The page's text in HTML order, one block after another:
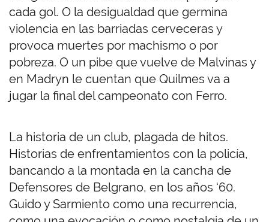
cada gol. O la desigualdad que germina
violencia en las barriadas cerveceras y
provoca muertes por machismo o por
pobreza. O un pibe que vuelve de Malvinas y
en Madryn le cuentan que Quilmes va a
jugar la final del campeonato con Ferro.
La historia de un club, plagada de hitos.
Historias de enfrentamientos con la policía,
bancando a la montada en la cancha de
Defensores de Belgrano, en los años ‘60.
Guido y Sarmiento como una recurrencia,